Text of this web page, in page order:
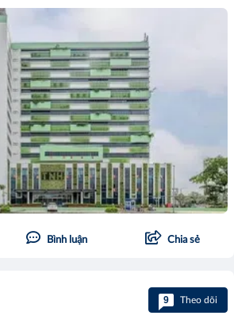
Bình luận Chia sẻ
9 Theo dõi